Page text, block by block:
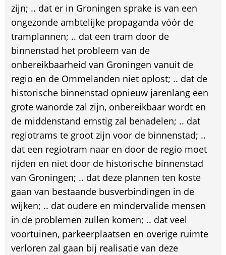
zijn; .. dat er in Groningen sprake is van een
ongezonde ambtelijke propaganda vóór de
tramplannen; .. dat een tram door de
binnenstad het probleem van de
onbereikbaarheid van Groningen vanuit de
regio en de Ommelanden niet oplost; .. dat de
historische binnenstad opnieuw jarenlang een
grote wanorde zal zijn, onbereikbaar wordt en
de middenstand ernstig zal benadelen; .. dat
regiotrams te groot zijn voor de binnenstad; ..
dat een regiotram naar en door de regio moet
rijden en niet door de historische binnenstad
van Groningen; .. dat deze plannen ten koste
gaan van bestaande busverbindingen in de
wijken; .. dat oudere en mindervalide mensen
in de problemen zullen komen; .. dat veel
voortuinen, parkeerplaatsen en overige ruimte
verloren zal gaan bij realisatie van deze